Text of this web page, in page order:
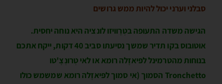
סבלני וערני יכול להיות ממש גרושים
הגישה משדה התעופה בטְרֶוויזו לונציה היא נוחה יחסית.
אוטובוס בקו תדיר שמשך נסיעתו סביב 40 דקות, ייקח אתכם
בנוחות מהטרמינל לפּיאזֶלה רומא או לאי טְרונְצֶ'טו
Tronchetto הסמוך (אי סמוך לפּיאזֶלה רומא שמשמש כולו